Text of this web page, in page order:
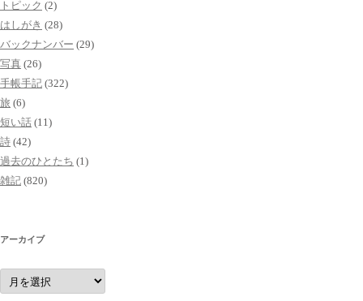
トピック (2)
はしがき (28)
バックナンバー (29)
写真 (26)
手帳手記 (322)
旅 (6)
短い話 (11)
詩 (42)
過去のひとたち (1)
雑記 (820)
アーカイブ
ア
イ
ブ